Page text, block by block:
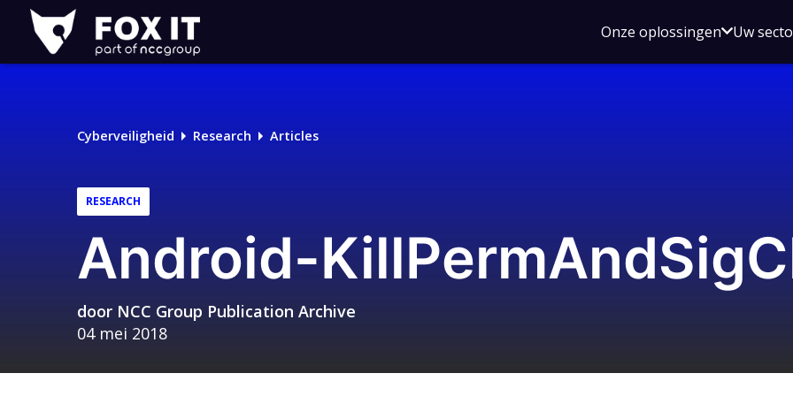
Fox-
IT
Onze oplossingenOpen
voor
Uw
Cyberveiligheid Research Articles
RESEARCH
Android-
door NCC Group Publication Archive
04 mei 2018